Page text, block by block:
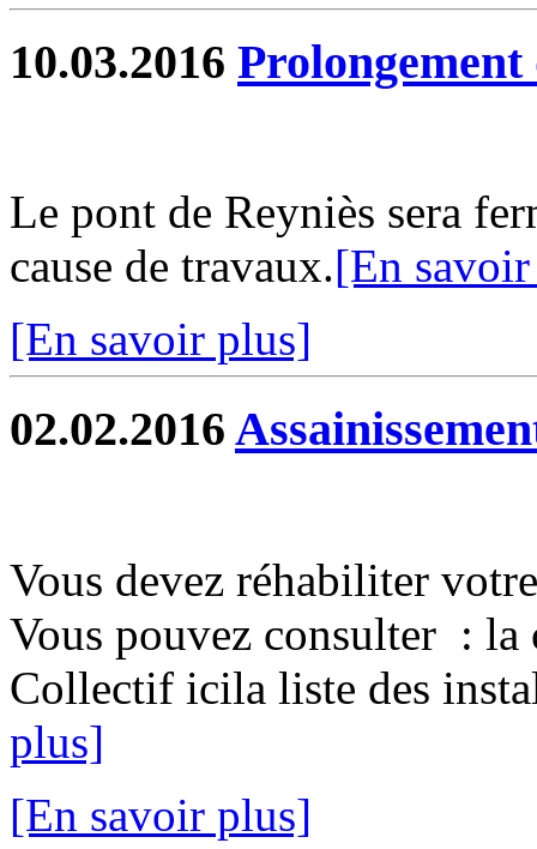
10.03.2016
Le pont de Reyniès sera
cause de travaux.[En
[En savoir plus]
02.02.2016
Vous devez réhabiliter
Vous pouvez consulter : la
Collectif icila liste des
plus]
[En savoir plus]